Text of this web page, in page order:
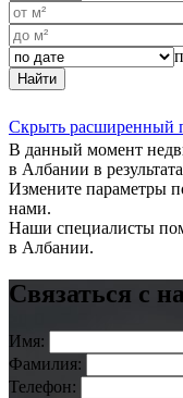
Найти
Скрыть расширенный
В данный момент
в Албании в
Измените параметры
нами.
Наши специалисты
в Албании.
Связаться с
Имя:
Фамилия:
Телефон: